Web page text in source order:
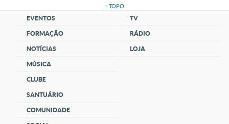
↑ TOPO
EVENTOS
FORMAÇÃO
NOTÍCIAS
MÚSICA
CLUBE
SANTUÁRIO
COMUNIDADE
TV
RÁDIO
LOJA